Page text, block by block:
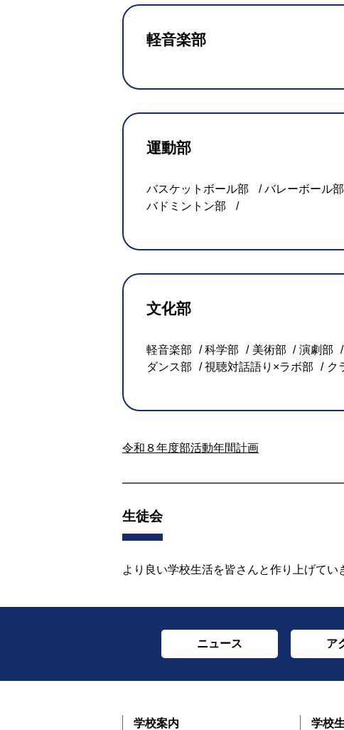
軽音楽部
運動部
バスケットボール部 バレーボール部
バドミントン部
文化部
軽音楽部 科学部 美術部 演劇部
ダンス部
視聴対話語り×ラボ部 ク
令和８年度部活動年間計画
生徒会
より良い学校生活を皆さんと作り上げてい
ニュース ア
学校案内
学校